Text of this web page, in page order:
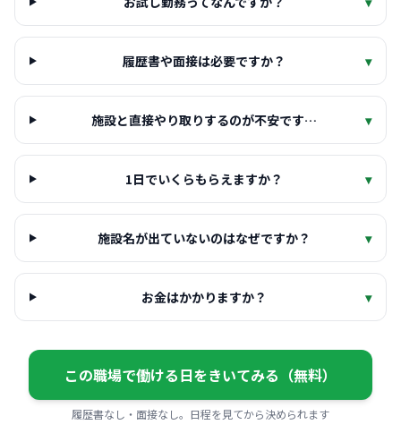
履歴書や面接は必要ですか？ ▾
施設と直接やり取りするのが不安です… ▾
1日でいくらもらえますか？ ▾
施設名が出ていないのはなぜですか？ ▾
お金はかかりますか？ ▾
この職場で働ける日をきいてみる（無料）
履歴書なし・面接なし。日程を見てから決められます